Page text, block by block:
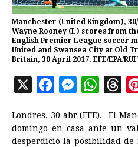
Manchester (United Kingdom),
Wayne Rooney (L) scores from
English Premier League soccer
United and Swansea City at Old
Britain, 30 April 2017. EFE/EPA/RUI
X
c
e
M
s
s
W
a
t
r
e
Londres, 30 abr (EFE).- El
domingo en casa ante un
desperdició la posibilidad de